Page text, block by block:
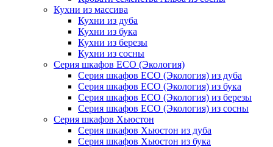
Кухни из массива
Кухни из дуба
Кухни из бука
Кухни из березы
Кухни из сосны
Серия шкафов ECO (Экология)
Серия шкафов ECO (Экология) из дуба
Серия шкафов ECO (Экология) из бука
Серия шкафов ECO (Экология) из березы
Серия шкафов ECO (Экология) из сосны
Серия шкафов Хьюстон
Серия шкафов Хьюстон из дуба
Серия шкафов Хьюстон из бука